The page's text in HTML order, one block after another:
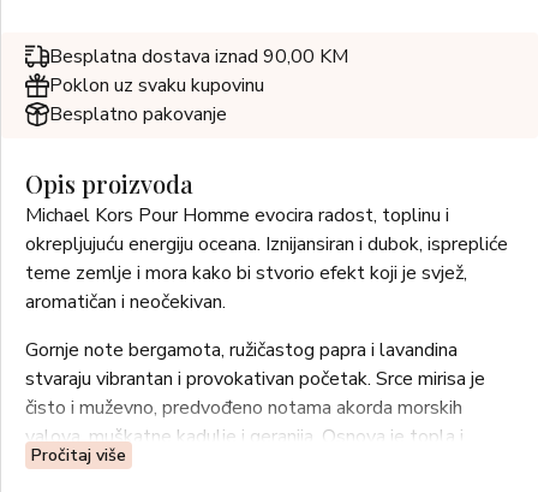
Besplatna dostava iznad 90,00 KM
Poklon uz svaku kupovinu
Besplatno pakovanje
Opis proizvoda
Michael Kors Pour Homme evocira radost, toplinu i
okrepljujuću energiju oceana. Iznijansiran i dubok, isprepliće
teme zemlje i mora kako bi stvorio efekt koji je svjež,
aromatičan i neočekivan.
Gornje note bergamota, ružičastog papra i lavandina
stvaraju vibrantan i provokativan početak. Srce mirisa je
čisto i muževno, predvođeno notama akorda morskih
valova, muškatne kadulje i geranija. Osnova je topla i
baršunasta, s donjim notama pačulija, vetivera i sivog
Pročitaj više